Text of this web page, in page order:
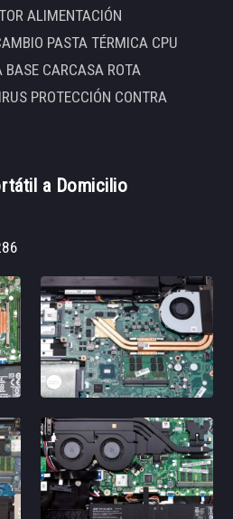
ALIMENTACIÓN
PASTA TÉRMICA CPU
CARCASA ROTA
PROTECCIÓN CONTRA
a Domicilio